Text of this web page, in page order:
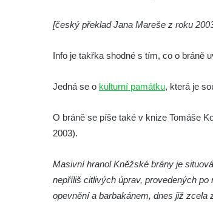
[český překlad Jana Mareše z roku
Info je takřka shodné s tím, co o bráně
Jedná se o kulturní památku, která je
O bráně se píše také v knize Tomáše
2003).
Masivní hranol Kněžské brány je
nepříliš citlivých úprav, provedených
opevnění a barbakánem, dnes již zcela